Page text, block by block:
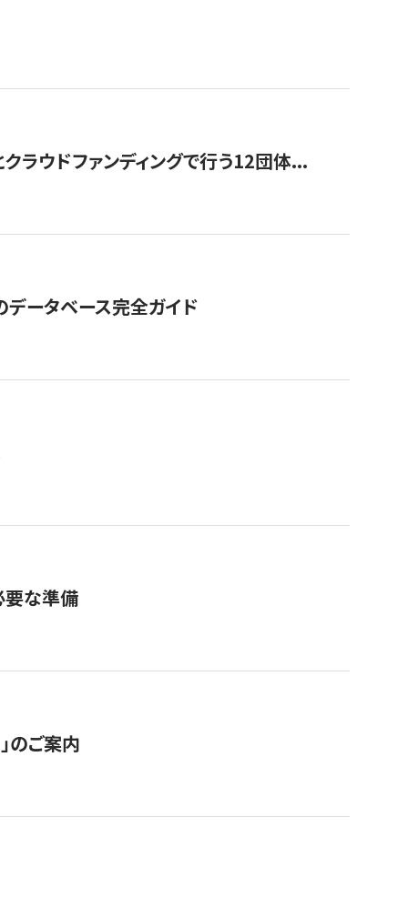
クラウドファンディングで行う12団体...
ータベース完全ガイド
要な準備
のご案内